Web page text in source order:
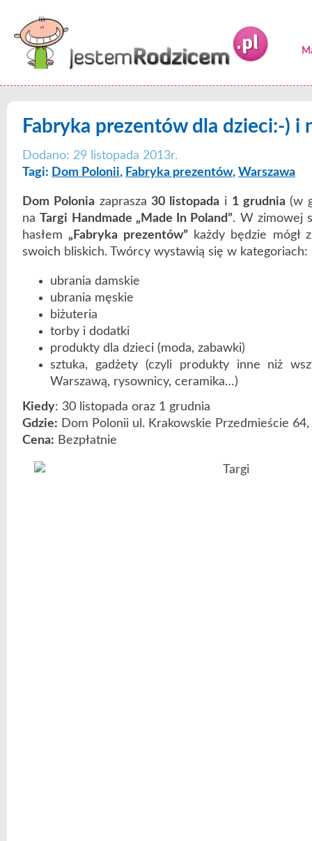
Fabryka prezentów dla dzieci:-)
Dodano: 29 listopada 2013r.
Tagi: Dom Polonii, Fabryka prezentów, Warszawa
Dom Poloniazaprasza30 listopada i 1 grudnia(w
naTargi Handmade „Made In Poland”. W zimowej
hasłem „Fabryka prezentów”każdy będzie mógł
swoich bliskich. Twórcy wystawią się w kategoriach:
ubrania damskie
ubrania męskie
biżuteria
torby i dodatki
produkty dla dzieci (moda, zabawki)
sztuka, gadżety (czyli produkty inne niż
Warszawą, rysownicy, ceramika…)
Kiedy: 30 listopada oraz 1 grudnia
Gdzie: Dom Polonii ul. Krakowskie Przedmieście
Cena: Bezpłatnie